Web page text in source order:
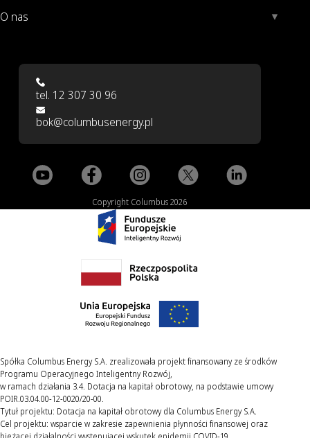
O nas
tel. 12 307 30 96
bok@columbusenergy.pl
Copyright Columbus 2026
Spółka Columbus Energy S.A. zrealizowała projekt finansowany ze środków
Programu Operacyjnego Inteligentny Rozwój,
w ramach działania 3.4. Dotacja na kapitał obrotowy, na podstawie umowy
POIR.03.04.00-12-0020/20-00.
Tytuł projektu: Dotacja na kapitał obrotowy dla Columbus Energy S.A.
Cel projektu: wsparcie w zakresie zapewnienia płynności finansowej oraz